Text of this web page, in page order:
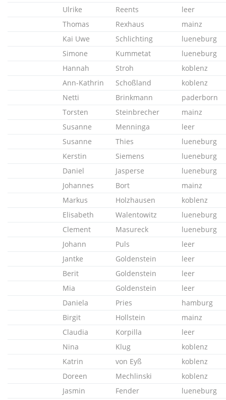
Ulrike
Reents
leer
Thomas
Rexhaus
mainz
Kai Uwe
Schlichting
lueneburg
Simone
Kummetat
lueneburg
Hannah
Stroh
koblenz
Ann-Kathrin
Schoßland
koblenz
Netti
Brinkmann
paderborn
Torsten
Steinbrecher
mainz
Susanne
Menninga
leer
Susanne
Thies
lueneburg
Kerstin
Siemens
lueneburg
Daniel
Jasperse
lueneburg
Johannes
Bort
mainz
Markus
Holzhausen
koblenz
Elisabeth
Walentowitz
lueneburg
Clement
Masureck
lueneburg
Johann
Puls
leer
Jantke
Goldenstein
leer
Berit
Goldenstein
leer
Mia
Goldenstein
leer
Daniela
Pries
hamburg
Birgit
Hollstein
mainz
Claudia
Korpilla
leer
Nina
Klug
koblenz
Katrin
von Eyß
koblenz
Doreen
Mechlinski
koblenz
Jasmin
Fender
lueneburg